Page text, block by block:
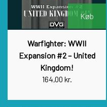
Køb
Warfighter: WWII
Expansion #2 – United
Kingdom!
164,00 kr.